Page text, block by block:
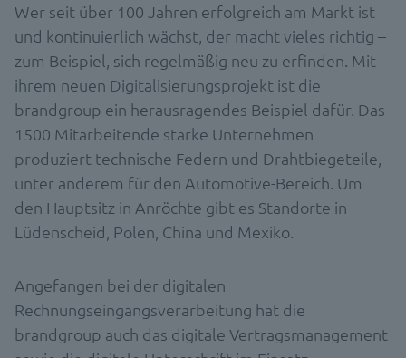
Wer seit über 100 Jahren erfolgreich am Markt ist
und kontinuierlich wächst, der macht vieles richtig –
zum Beispiel, sich regelmäßig neu zu erfinden. Mit
ihrem neuen Digitalisierungsprojekt ist die
brandgroup ein herausragendes Beispiel dafür. Das
1500 Mitarbeitende starke Unternehmen
produziert technische Federn und Drahtbiegeteile,
unter anderem für den Automotive-Bereich. Um
den Hauptsitz in Anröchte gibt es Standorte in
Lüdenscheid, Polen, China und Mexiko.
Angefangen bei der digitalen
Rechnungseingangsverarbeitung hat die
brandgroup auch das digitale Vertragsmanagement